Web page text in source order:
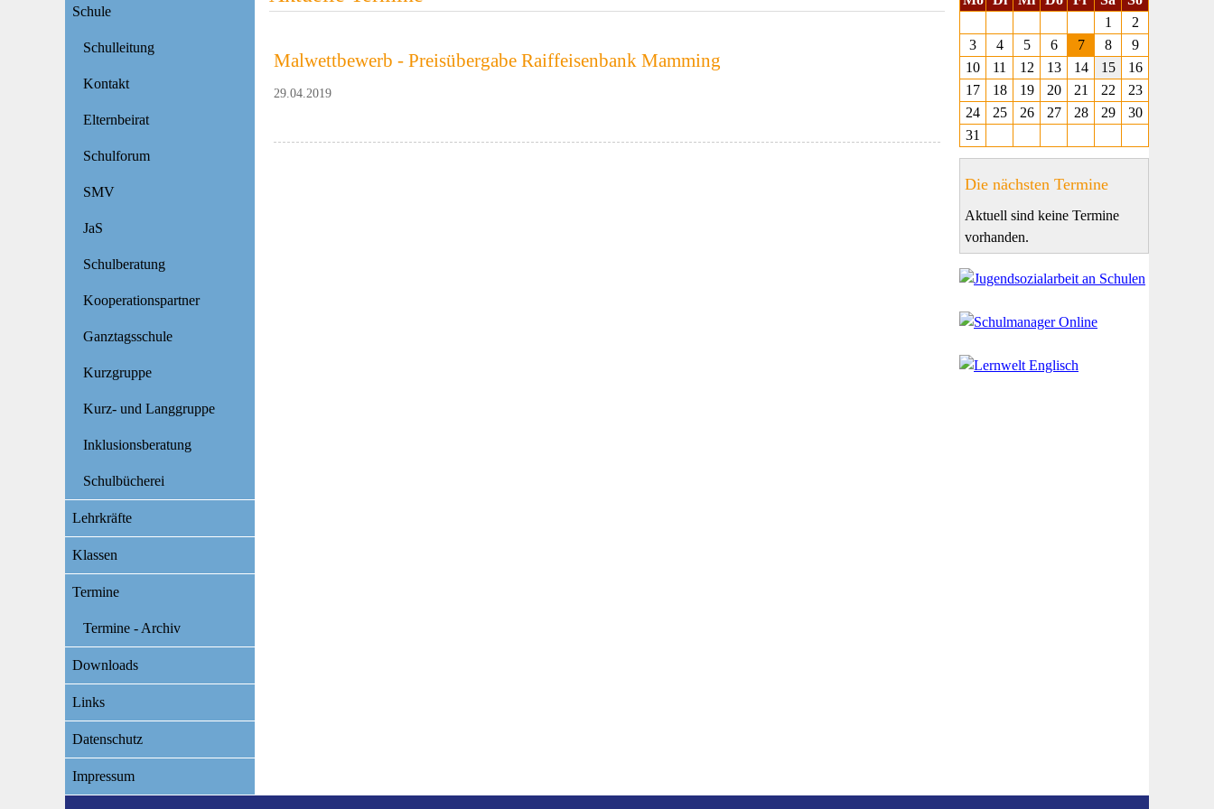
Malwettbewerb - Preisübergabe Raiffeisenbank Mamming
29.04.2019
Schule
Schulleitung
Kontakt
Elternbeirat
Schulforum
SMV
JaS
Schulberatung
Kooperationspartner
Ganztagsschule
Kurzgruppe
Kurz- und Langgruppe
Inklusionsberatung
Schulbücherei
Lehrkräfte
Klassen
Termine
Termine - Archiv
Downloads
Links
Datenschutz
Impressum
1
2
3
4 5 6 7 8
9
10
11 12 13 14 15
16
17
18 19 20 21 22
23
24
25 26 27 28 29
30
31
Die nächsten Termine
Aktuell sind keine Termine
vorhanden.